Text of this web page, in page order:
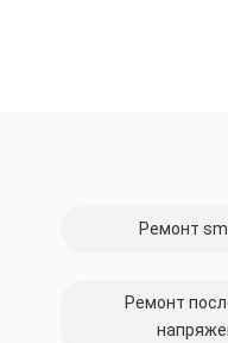
Ремонт
Ремонт